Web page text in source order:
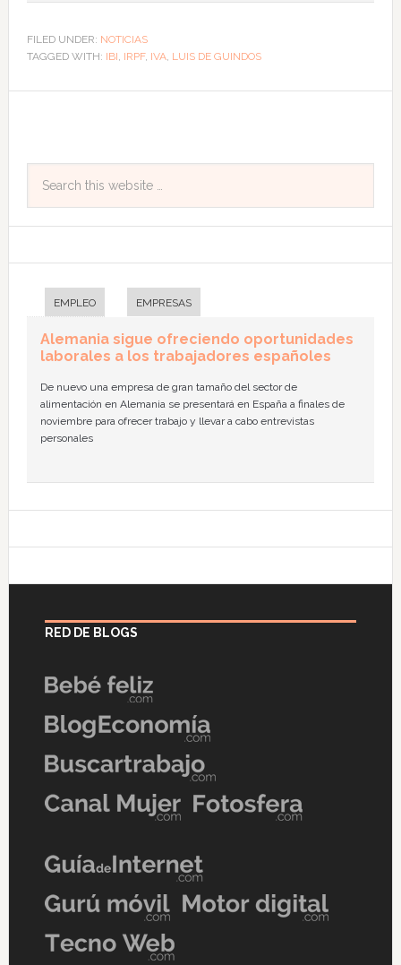
FILED UNDER: NOTICIAS
TAGGED WITH: IBI, IRPF, IVA, LUIS DE GUINDOS
EMPLEO EMPRESAS
Alemania sigue ofreciendo oportunidades
laborales a los trabajadores españoles
De nuevo una empresa de gran tamaño del sector de
alimentación en Alemania se presentará en España a finales de
noviembre para ofrecer trabajo y llevar a cabo entrevistas
personales
RED DE BLOGS